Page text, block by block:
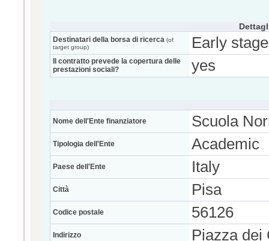
Destinatari della borsa di ricerca (of
target group)
Early
Il contratto prevede la copertura delle
prestazioni sociali?
yes
Nome dell'Ente finanziatore Scuola
Tipologia dell'Ente Academic
Paese dell'Ente Italy
Città Pisa
Codice postale 56126
Indirizzo Piazza dei